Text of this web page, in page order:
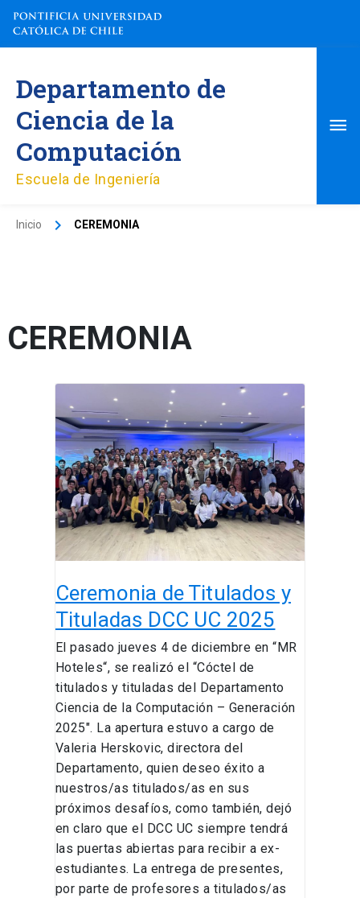
contenido
Departamento de
Ciencia de la
Computación
Escuela de Ingeniería
Inicio CEREMONIA
CEREMONIA
Ceremonia de Titulados y
Tituladas DCC UC 2025
El pasado jueves 4 de diciembre en “MR
Hoteles“, se realizó el “Cóctel de
titulados y tituladas del Departamento
Ciencia de la Computación – Generación
2025″. La apertura estuvo a cargo de
Valeria Herskovic, directora del
Departamento, quien deseo éxito a
nuestros/as titulados/as en sus
próximos desafíos, como también, dejó
en claro que el DCC UC siempre tendrá
las puertas abiertas para recibir a ex-
estudiantes. La entrega de presentes,
por parte de profesores a titulados/as
de
Titulados
y
Tituladas
DCC
UC
2025